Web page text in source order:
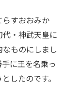
らすおおみか
・神武天皇に
ものにしまし
に王を名乗っ
したのです。